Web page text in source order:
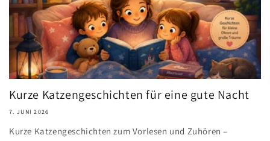
Kurze Katzengeschichten für eine gute Nacht
7. JUNI 2026
Kurze Katzengeschichten zum Vorlesen und Zuhören –